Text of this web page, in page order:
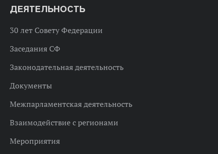
ДЕЯТЕЛЬНОСТЬ
30 лет Совету Федерации
Заседания СФ
Законодательная деятельность
Документы
Межпарламентская деятельность
Взаимодействие с регионами
Мероприятия